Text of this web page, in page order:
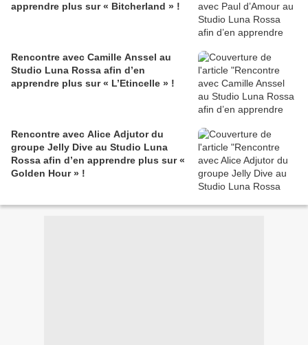
apprendre plus sur « Bitcherland » !
Rencontre avec Camille Anssel au
Studio Luna Rossa afin d’en
apprendre plus sur « L’Etincelle » !
Rencontre avec Alice Adjutor du
groupe Jelly Dive au Studio Luna
Rossa afin d’en apprendre plus sur «
Golden Hour » !